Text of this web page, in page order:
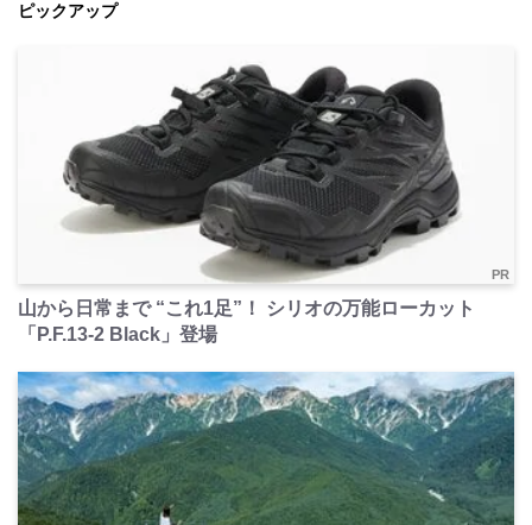
ピックアップ
PR
山から日常まで “これ1足”！ シリオの万能ローカット
「P.F.13-2 Black」登場